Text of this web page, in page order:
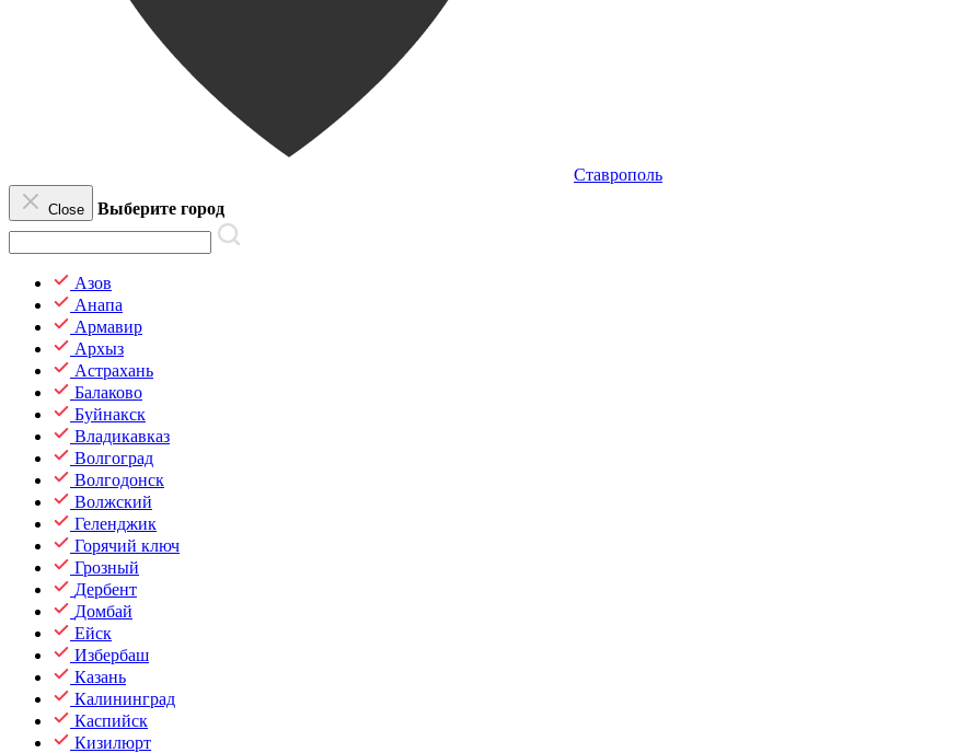
Ставрополь
Close Выберите город
Азов
Анапа
Армавир
Архыз
Астрахань
Балаково
Буйнакск
Владикавказ
Волгоград
Волгодонск
Волжский
Геленджик
Горячий ключ
Грозный
Дербент
Домбай
Ейск
Избербаш
Казань
Калининград
Каспийск
Кизилюрт